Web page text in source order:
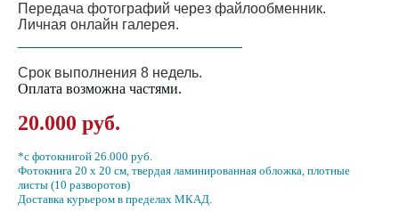
Передача фотографий через файлообменник.
Личная онлайн галерея.
Срок выполнения 8 недель.
Оплата возможна частями.
20.000 руб.
*с фотокнигой 26.000 руб.
Фотокнига 20 х 20 см, твердая ламинированная обложка, плотные
листы (10 разворотов)
Доставка курьером в пределах МКАД.